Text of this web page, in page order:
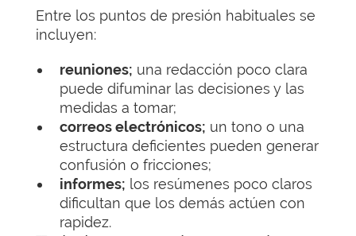
Entre los puntos de presión habituales se
incluyen:
reuniones; una redacción poco clara
puede difuminar las decisiones y las
medidas a tomar;
correos electrónicos; un tono o una
estructura deficientes pueden generar
confusión o fricciones;
informes; los resúmenes poco claros
dificultan que los demás actúen con
rapidez.